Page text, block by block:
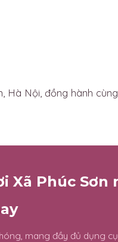
Hà Nội, đồng hành
Xã Phúc Sơn
mang đầy đủ dụng